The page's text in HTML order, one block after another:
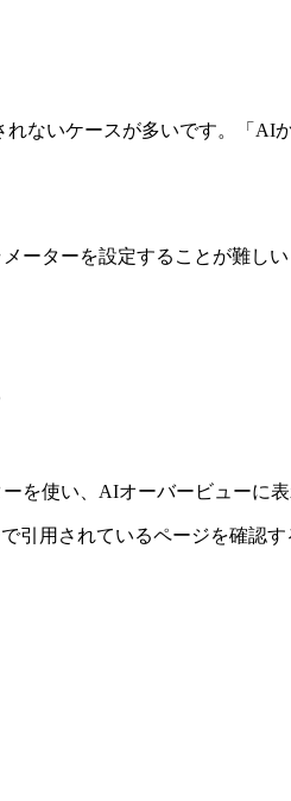
ないケースが多いです。「AI
ターを設定することが難し
使い、AIオーバービューに
引用されているページを確認す